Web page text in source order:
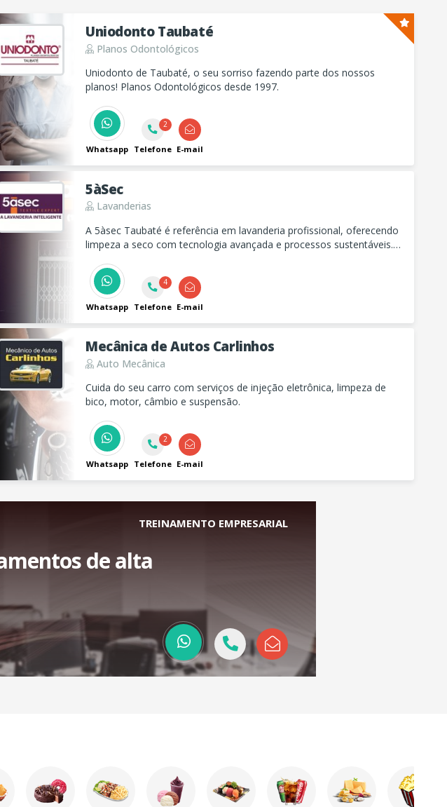
Uniodonto Taubaté
Planos Odontológicos
Uniodonto de Taubaté, o seu sorriso fazendo parte dos nossos
planos! Planos Odontológicos desde 1997.
Whatsapp
2
Telefone E-mail
5àSec
Lavanderias
A 5àsec Taubaté é referência em lavanderia profissional, oferecendo
limpeza a seco com tecnologia avançada e processos sustentáveis.
meio ambiente.
Whatsapp
4
Telefone E-mail
Mecânica de Autos Carlinhos
Auto Mecânica
Cuida do seu carro com serviços de injeção eletrônica, limpeza de
bico, motor, câmbio e suspensão.
Whatsapp
2
Telefone E-mail
TREINAMENTO EMPRESARIAL
de alta